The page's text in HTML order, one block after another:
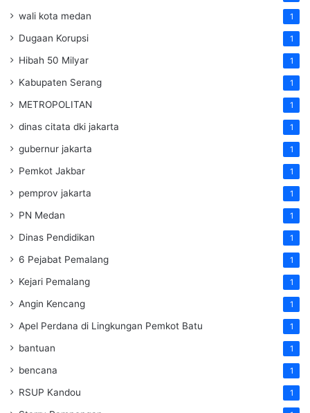
wali kota medan 1
Dugaan Korupsi 1
Hibah 50 Milyar 1
Kabupaten Serang 1
METROPOLITAN 1
dinas citata dki jakarta 1
gubernur jakarta 1
Pemkot Jakbar 1
pemprov jakarta 1
PN Medan 1
Dinas Pendidikan 1
6 Pejabat Pemalang 1
Kejari Pemalang 1
Angin Kencang 1
Apel Perdana di Lingkungan Pemkot Batu 1
bantuan 1
bencana 1
RSUP Kandou 1